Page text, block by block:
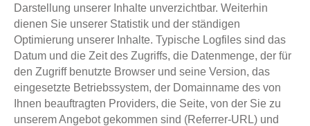
Darstellung unserer Inhalte unverzichtbar. Weiterhin
dienen Sie unserer Statistik und der ständigen
Optimierung unserer Inhalte. Typische Logfiles sind das
Datum und die Zeit des Zugriffs, die Datenmenge, der für
den Zugriff benutzte Browser und seine Version, das
eingesetzte Betriebssystem, der Domainname des von
Ihnen beauftragten Providers, die Seite, von der Sie zu
unserem Angebot gekommen sind (Referrer-URL) und